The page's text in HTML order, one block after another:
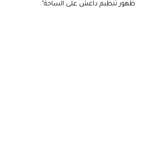
ظهور تنظيم داعش على الساحة".